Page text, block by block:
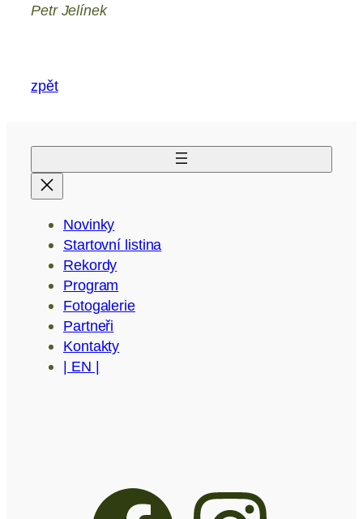
Petr Jelínek
zpět
Novinky
Startovní listina
Rekordy
Program
Fotogalerie
Partneři
Kontakty
| EN |